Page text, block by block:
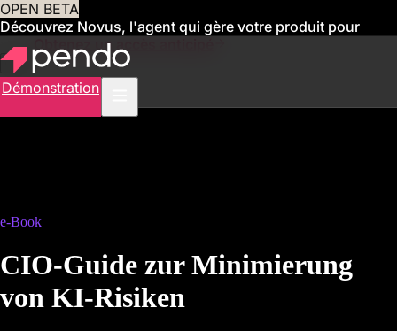
OPEN BETA
Découvrez Novus, l'agent qui gère votre produit pour
vousObtenez un accès anticipé
Démonstration
e-Book
CIO-Guide zur Minimierung
von KI-Risiken